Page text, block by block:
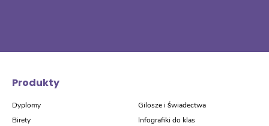
Produkty
Dyplomy
Birety
Gilosze i świadectwa
Infografiki do klas